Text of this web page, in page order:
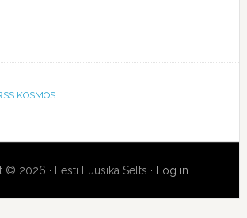
KOSMOS
2026 · Eesti Füüsika Selts · Log in